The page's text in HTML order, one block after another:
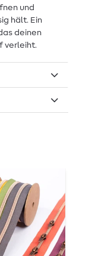
und
hält. Ein
deinen
verleiht.